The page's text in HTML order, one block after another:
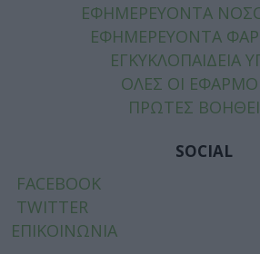
ΕΦΗΜΕΡΕΥΟΝΤΑ
ΕΦΗΜΕΡΕΥΟΝΤΑ
ΕΓΚΥΚΛΟΠΑΙΔΕΙΑ
ΟΛΕΣ ΟΙ
ΠΡΩΤΕΣ
SOCIAL
FACEBOOK
TWITTER
ΕΠΙΚΟΙΝΩΝΙΑ